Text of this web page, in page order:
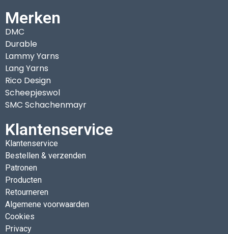
Merken
DMC
Durable
Lammy Yarns
Lang Yarns
Rico Design
Scheepjeswol
SMC Schachenmayr
Klantenservice
Klantenservice
Bestellen & verzenden
Patronen
Producten
Retourneren
Algemene voorwaarden
Cookies
Privacy